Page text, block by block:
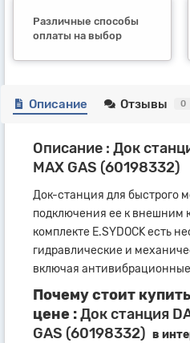
Различные способы
оплаты на выбор
Описание Отзывы 0
Описание : Док
MAX GAS (60198332)
Док-станция для быстрого
подключения ее к внешним
комплекте E.SYDOCK есть
гидравлические и
включая
Почему стоит
цене :Док станция
GAS (60198332) в